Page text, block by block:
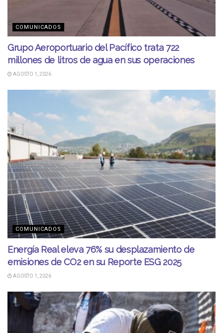
COMUNICADOS
Grupo Aeroportuario del Pacífico trata 722
millones de litros de agua en sus operaciones
AGOSTO 1, 2026
COMUNICADOS
Energía Real eleva 76% su desplazamiento de
emisiones de CO2 en su Reporte ESG 2025
AGOSTO 1, 2026